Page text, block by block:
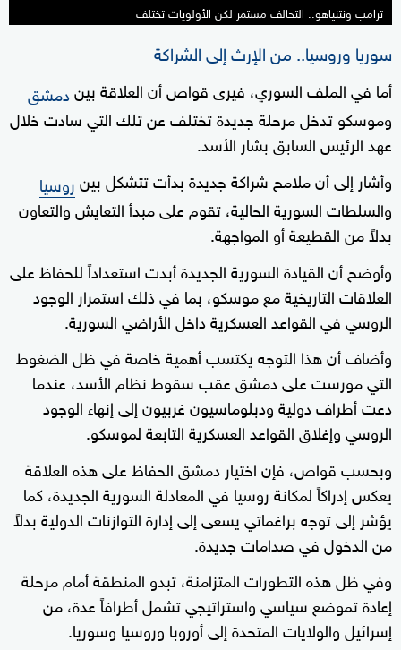
ترامب ونتنياهو.. التحالف مستمر لكن الأولويات تختلف
سوريا وروسيا.. من الإرث إلى الشراكة
أما في الملف السوري، فيرى قواص أن العلاقة بيندمشق
وموسكو تدخل مرحلة جديدة تختلف عن تلك التي سادت خلال
عهد الرئيس السابق بشار الأسد.
وأشار إلى أن ملامح شراكة جديدة بدأت تتشكل بينروسيا
والسلطات السورية الحالية، تقوم على مبدأ التعايش والتعاون
بدلاً من القطيعة أو المواجهة.
وأوضح أن القيادة السورية الجديدة أبدت استعداداً للحفاظ على
العلاقات التاريخية مع موسكو، بما في ذلك استمرار الوجود
الروسي في القواعد العسكرية داخل الأراضي السورية.
وأضاف أن هذا التوجه يكتسب أهمية خاصة في ظل الضغوط
التي مورست على دمشق عقب سقوط نظام الأسد، عندما
دعت أطراف دولية ودبلوماسيون غربيون إلى إنهاء الوجود
الروسي وإغلاق القواعد العسكرية التابعة لموسكو.
وبحسب قواص، فإن اختيار دمشق الحفاظ على هذه العلاقة
يعكس إدراكاً لمكانة روسيا في المعادلة السورية الجديدة، كما
يؤشر إلى توجه براغماتي يسعى إلى إدارة التوازنات الدولية بدلاً
من الدخول في صدامات جديدة.
وفي ظل هذه التطورات المتزامنة، تبدو المنطقة أمام مرحلة
إعادة تموضع سياسي واستراتيجي تشمل أطرافاً عدة، من
إسرائيل والولايات المتحدة إلى أوروبا وروسيا وسوريا.